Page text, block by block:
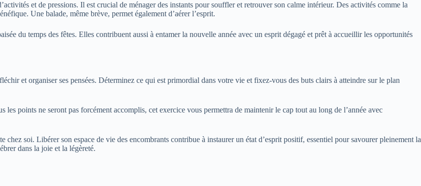
et de pressions. Il est crucial de ménager des instants pour souffler et retrouver son calme intérieur. Des activités comme la
Une balade, même brève, permet également d’aérer l’esprit.
du temps des fêtes. Elles contribuent aussi à entamer la nouvelle année avec un esprit dégagé et prêt à accueillir les opportunités
et organiser ses pensées. Déterminez ce qui est primordial dans votre vie et fixez-vous des buts clairs à atteindre sur le plan
points ne seront pas forcément accomplis, cet exercice vous permettra de maintenir le cap tout au long de l’année avec
soi. Libérer son espace de vie des encombrants contribue à instaurer un état d’esprit positif, essentiel pour savourer pleinement la
dans la joie et la légèreté.